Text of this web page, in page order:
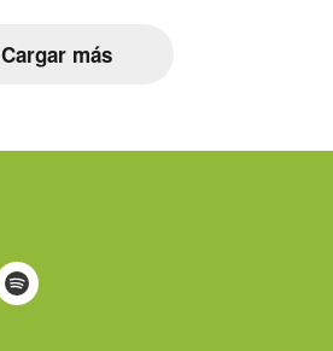
Cargar más